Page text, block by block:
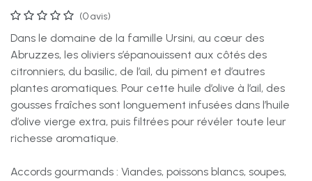
(0 avis)
Dans le domaine de la famille Ursini, au cœur des
Abruzzes, les oliviers s’épanouissent aux côtés des
citronniers, du basilic, de l’ail, du piment et d’autres
plantes aromatiques. Pour cette huile d’olive à l’ail, des
gousses fraîches sont longuement infusées dans l’huile
d’olive vierge extra, puis filtrées pour révéler toute leur
richesse aromatique.
Accords gourmands : Viandes, poissons blancs, soupes,